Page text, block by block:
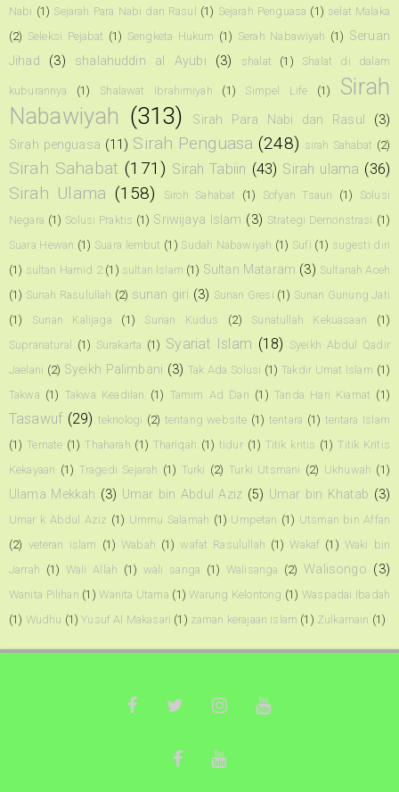
Nabi (1) Sejarah Para Nabi dan Rasul (1) Sejarah Penguasa (1) selat Malaka
(2) Seleksi Pejabat (1) Sengketa Hukum (1) Serah Nabawiyah (1) Seruan
Jihad
(3) shalahuddin al Ayubi (3) shalat (1) Shalat di dalam
kuburannya (1) Shalawat Ibrahimiyah (1) Simpel Life (1)
Sirah
Nabawiyah (313) Sirah Para Nabi dan Rasul
(3)
Sirah penguasa (11) Sirah Penguasa (248) sirah Sahabat (2)
Sirah Sahabat (171) Sirah Tabiin (43) Sirah ulama (36)
Sirah Ulama (158) Siroh Sahabat (1) Sofyan Tsauri (1)
Solusi
Negara (1) Solusi Praktis (1) Sriwijaya Islam (3) Strategi Demonstrasi (1)
Suara Hewan (1) Suara lembut (1) Sudah Nabawiyah (1) Sufi (1) sugesti diri
(1) sultan Hamid 2 (1) sultan Islam (1) Sultan Mataram (3) Sultanah Aceh
(1) Sunah Rasulullah (2) sunan giri (3) Sunan Gresi (1) Sunan Gunung Jati
(1)
Sunan Kalijaga (1) Sunan Kudus (2) Sunatullah Kekuasaan
(1)
Supranatural
(1) Surakarta (1) Syariat Islam (18) Syeikh Abdul Qadir
Jaelani (2) Syeikh Palimbani (3) Tak Ada Solusi (1) Takdir Umat Islam (1)
Takwa (1) Takwa Keadilan (1) Tamim Ad Dari (1) Tanda Hari Kiamat (1)
Tasawuf (29) teknologi (2) tentang website (1) tentara (1) tentara Islam
(1) Ternate (1) Thaharah (1) Thariqah (1) tidur (1) Titik kritis (1) Titik Kritis
Kekayaan (1) Tragedi Sejarah (1) Turki (2) Turki Utsmani (2) Ukhuwah (1)
Ulama Mekkah (3) Umar bin Abdul Aziz (5) Umar bin Khatab (3)
Umar k Abdul Aziz (1) Ummu Salamah (1) Umpetan (1) Utsman bin Affan
(2) veteran islam (1) Wabah (1) wafat Rasulullah (1) Wakaf (1) Waki bin
Jarrah (1) Wali Allah (1) wali sanga (1) Walisanga (2) Walisongo (3)
Wanita Pilihan (1) Wanita Utama (1) Warung Kelontong (1) Waspadai Ibadah
(1) Wudhu (1) Yusuf Al Makasari (1) zaman kerajaan islam (1) Zulkarnain (1)